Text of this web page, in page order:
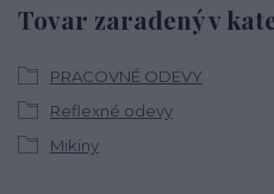
Tovar zaradený v
PRACOVNÉ ODEVY
Reflexné odevy
Mikiny